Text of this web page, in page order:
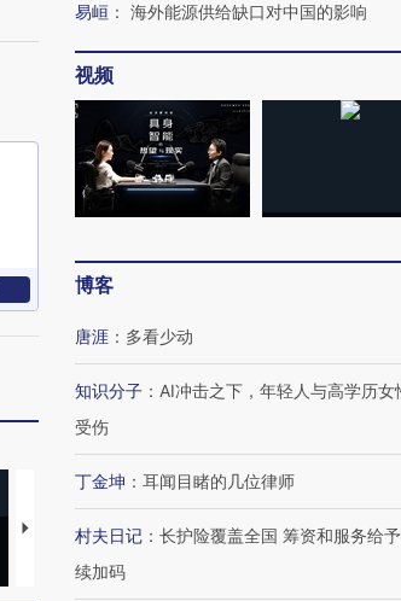
马航飞行员跨国走私7万
视线｜被称为“蟑螂”的印
易峘 ： 海外能源供给缺口对中国的影响
视频
博客
唐涯 ： 多看少动
知识分子 ： AI冲击之下，年轻人与高学历女
受伤
丁金坤 ： 耳闻目睹的几位律师
村夫日记 ： 长护险覆盖全国 筹资和服务给
续加码